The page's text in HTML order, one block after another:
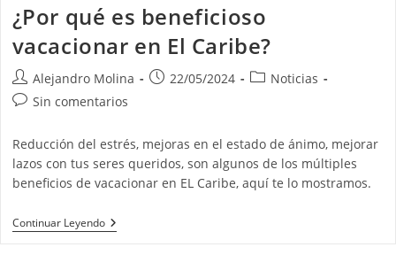
¿Por qué es beneficioso
vacacionar en El Caribe?
Autor
de
Alejandro Molina
Publicación
22/05/2024
Categoría
Noticias
Comentarios
la
entrada:
Sin comentarios
Reducción del estrés, mejoras en el estado de ánimo, mejorar
lazos con tus seres queridos, son algunos de los múltiples
beneficios de vacacionar en EL Caribe, aquí te lo mostramos.
Continuar Leyendo¿Por
Qué